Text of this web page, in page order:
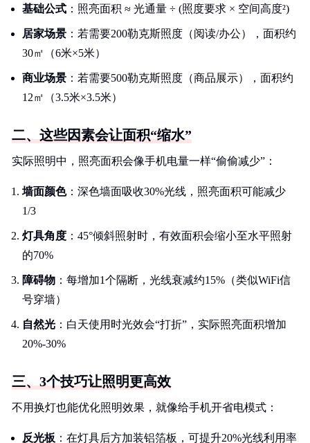
基础公式 ：照亮面积 ≈ 光通量 ÷ (照度要求 × 空间高度²)
居家场景 ：若需要200勒克斯照度（阅读/办公），面积约
30㎡（6米×5米）
商业场景 ：若需要500勒克斯照度（商品展示），面积约
12㎡（3.5米×3.5米）
二、这些因素会让面积“缩水”
实际照明中，照亮面积会像手机电量一样“偷偷减少”：
墙面颜色：深色墙面吸收30%光线，照亮面积可能减少
1/3
灯具角度 ：45°倾斜照射时，有效面积会缩小至水平照射
的70%
障碍物 ：每增加1个隔断，光线衰减约15%（类似WiFi信
号穿墙）
自然光 ：白天使用时光效会“打折”，实际照亮面积增加
20%-30%
三、3个技巧让照明更高效
不用换灯也能优化照明效果，就像给手机开省电模式：
反光板 ：在灯具后方加装铝箔板，可提升20%光线利用率